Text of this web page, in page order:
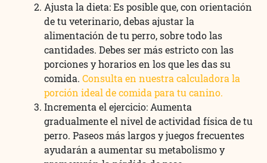
Ajusta la dieta: Es posible que, con orientación
de tu veterinario, debas ajustar la
alimentación de tu perro, sobre todo las
cantidades. Debes ser más estricto con las
porciones y horarios en los que les das su
comida. Consulta en nuestra calculadora la
porción ideal de comida para tu canino.
Incrementa el ejercicio: Aumenta
gradualmente el nivel de actividad física de tu
perro. Paseos más largos y juegos frecuentes
ayudarán a aumentar su metabolismo y